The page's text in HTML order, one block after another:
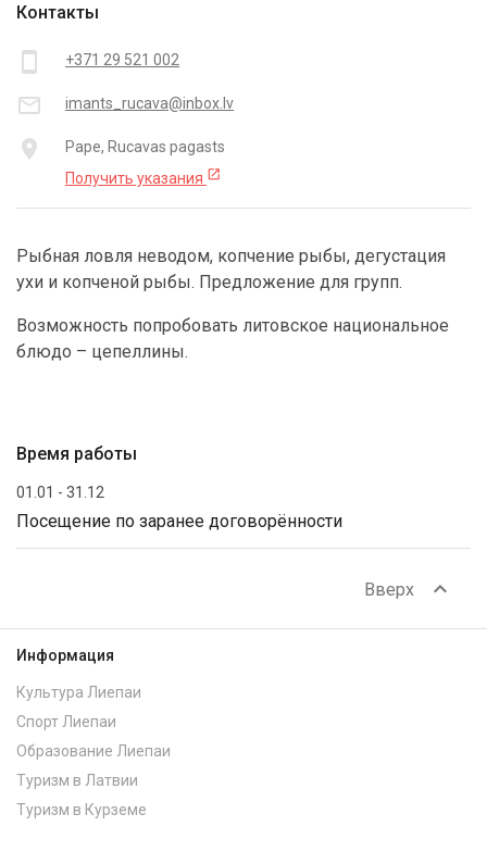
Время работы
01.01 - 31.12
Посещение по заранее договорённости
Контакты
smartphone +371 29 521 002
mail_outline imants_rucava@inbox.lv
place
Pape, Rucavas pagasts
Получить указания open_in_new
Рыбная ловля неводом, копчение рыбы, дегустация
ухи и копченой рыбы. Предложение для групп.
Возможность попробовать литовское национальное
блюдо – цепеллины.
Вверх expand_less
Информация
Культура Лиепаи
Спорт Лиепаи
Образование Лиепаи
Туризм в Латвии
Туризм в Курземе